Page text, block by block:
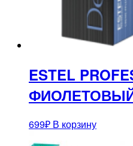
ESTEL
699₽ В корзину